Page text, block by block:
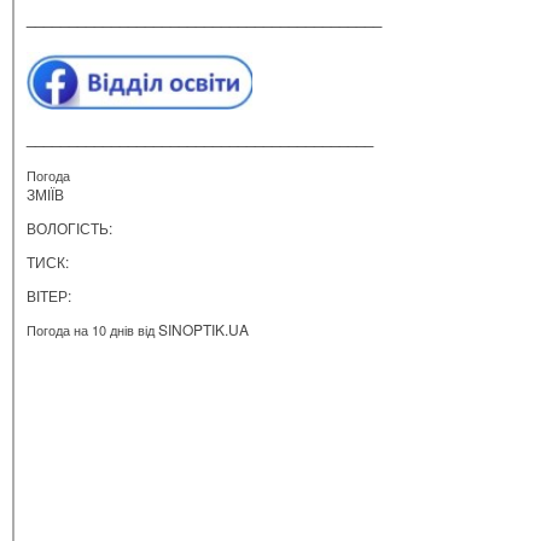
Погода
ЗМІЇВ
ВОЛОГІСТЬ:
ТИСК:
ВІТЕР:
Погода на 10 днів відSINOPTIK.UA